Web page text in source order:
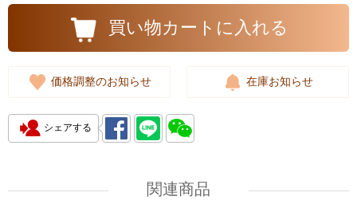
買い物カートに入れる
価格調整のお知らせ 在庫お知らせ
シェアする
関連商品